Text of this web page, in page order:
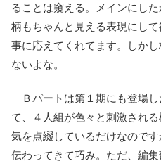
ることは窺える。メインにし
柄もちゃんと見える表現にし
事に応えてくれてます。しか
ないよな。
Ｂパートは第１期にも登場
て、４人組が色々と刺激され
気を点綴しているだけなので
伝わってきて巧み。ただ、編